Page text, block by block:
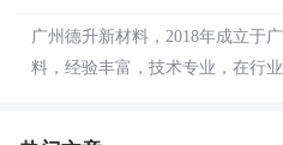
广州德升新材料，2018年成立于
料，经验丰富，技术专业，在行业